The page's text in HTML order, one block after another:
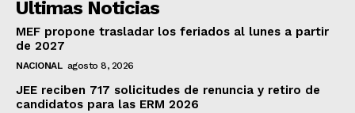
Ultimas Noticias
MEF propone trasladar los feriados al lunes a partir
de 2027
NACIONAL agosto 8, 2026
JEE reciben 717 solicitudes de renuncia y retiro de
candidatos para las ERM 2026